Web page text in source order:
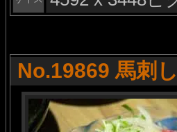
No.19869 馬刺し